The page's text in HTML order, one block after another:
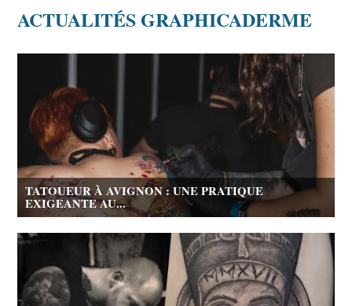
ACTUALITÉS GRAPHICADERME
TATOUEUR À AVIGNON : UNE PRATIQUE
EXIGEANTE AU...